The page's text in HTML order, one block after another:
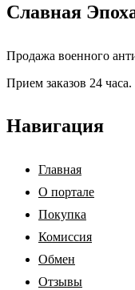
Славная
Продажа военного
Прием заказов 24
Навигация
Главная
О портале
Покупка
Комиссия
Обмен
Отзывы